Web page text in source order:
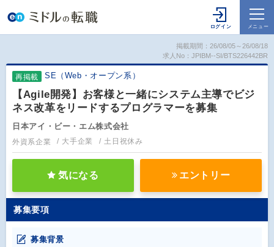
掲載期間：26/08/05～26/08/18
求人No：JPIBM--SI/BTS226442BR
再掲載 SE（Web・オープン系）
【Agile開発】お客様と一緒にシステム主導でビジ
ネス改革をリードするプログラマーを募集
日本アイ・ビー・エム株式会社
外資系企業 大手企業 土日祝休み
気になる エントリー
募集要項
募集背景